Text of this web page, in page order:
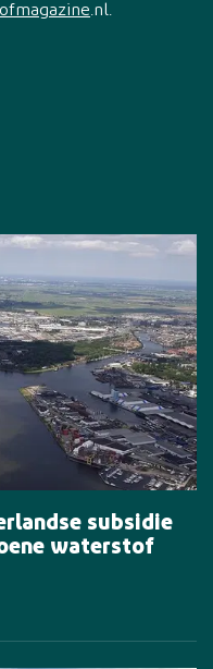
.nl.
subsidie
waterstof